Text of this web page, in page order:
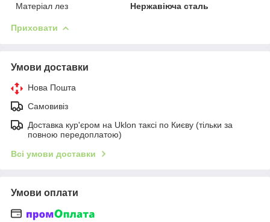
Матеріал лез Нержавіюча сталь
Приховати
Умови доставки
Нова Пошта
Самовивіз
Доставка кур'єром на Uklon таксі по Києву (тільки за
повною передоплатою)
Всі умови доставки
Умови оплати